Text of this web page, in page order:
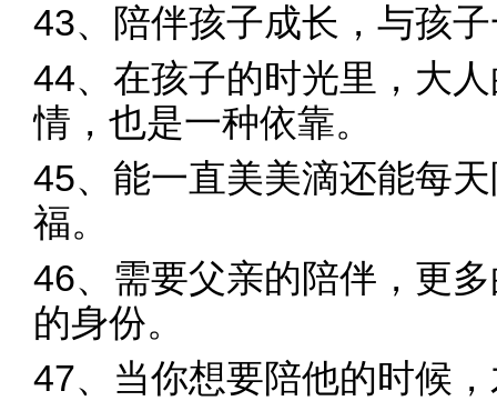
43、陪伴孩子成长，与孩
44、在孩子的时光里，大
情，也是一种依靠。
45、能一直美美滴还能每
福。
46、需要父亲的陪伴，更
的身份。
47、当你想要陪他的时候